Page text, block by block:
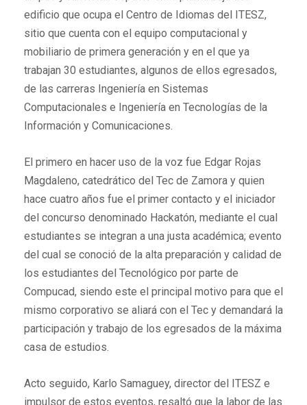
edificio que ocupa el Centro de Idiomas del ITESZ,
sitio que cuenta con el equipo computacional y
mobiliario de primera generación y en el que ya
trabajan 30 estudiantes, algunos de ellos egresados,
de las carreras Ingeniería en Sistemas
Computacionales e Ingeniería en Tecnologías de la
Información y Comunicaciones.
El primero en hacer uso de la voz fue Edgar Rojas
Magdaleno, catedrático del Tec de Zamora y quien
hace cuatro años fue el primer contacto y el iniciador
del concurso denominado Hackatón, mediante el cual
estudiantes se integran a una justa académica; evento
del cual se conoció de la alta preparación y calidad de
los estudiantes del Tecnológico por parte de
Compucad, siendo este el principal motivo para que el
mismo corporativo se aliará con el Tec y demandará la
participación y trabajo de los egresados de la máxima
casa de estudios.
Acto seguido, Karlo Samaguey, director del ITESZ e
impulsor de estos eventos, resaltó que la labor de las